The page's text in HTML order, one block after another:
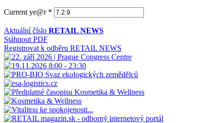
Current ye@r *
Aktuální číslo RETAIL NEWS
Stáhnout PDF
Registrovat k odběru RETAIL NEWS